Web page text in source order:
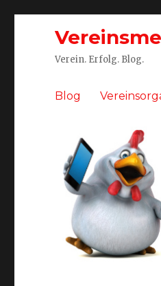
Verein. Erfolg. Blog.
Blog